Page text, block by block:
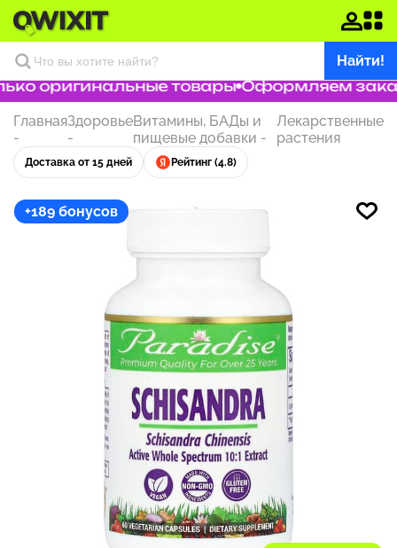
Найти!
оригинальные товары Оформляем заказ
Главная
-
Здоровье
-
Витамины, БАДы и
пищевые добавки -
Лекарственные
растения
Доставка от 15 дней Рейтинг (4.8)
+189 бонусов